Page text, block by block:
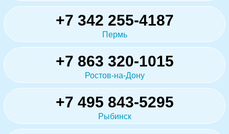
+7 342 255-4187
Пермь
+7 863 320-1015
Ростов-на-Дону
+7 495 843-5295
Рыбинск